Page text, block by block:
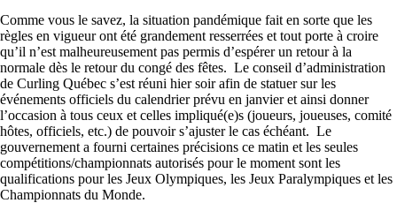
Comme vous le savez, la situation pandémique fait en sorte que les
règles en vigueur ont été grandement resserrées et tout porte à croire
qu’il n’est malheureusement pas permis d’espérer un retour à la
normale dès le retour du congé des fêtes. Le conseil d’administration
de Curling Québec s’est réuni hier soir afin de statuer sur les
événements officiels du calendrier prévu en janvier et ainsi donner
l’occasion à tous ceux et celles impliqué(e)s (joueurs, joueuses, comité
hôtes, officiels, etc.) de pouvoir s’ajuster le cas échéant. Le
gouvernement a fourni certaines précisions ce matin et les seules
compétitions/championnats autorisés pour le moment sont les
qualifications pour les Jeux Olympiques, les Jeux Paralympiques et les
Championnats du Monde.